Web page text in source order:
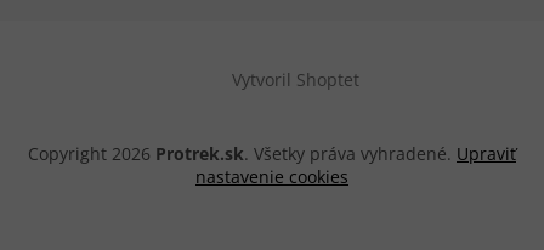
Vytvoril Shoptet
Copyright 2026 Protrek.sk. Všetky práva vyhradené. Upraviť
nastavenie cookies